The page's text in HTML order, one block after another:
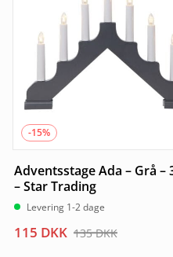
-15%
Adventsstage Ada – Grå –
– Star Trading
Levering 1-2 dage
135DKK
Den
115 DKK
Den